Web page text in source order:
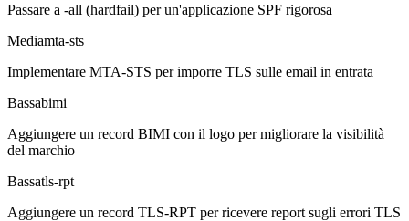
Passare a -all (hardfail) per un'applicazione SPF rigorosa
Mediamta-sts
Implementare MTA-STS per imporre TLS sulle email in entrata
Bassabimi
Aggiungere un record BIMI con il logo per migliorare la visibilità
del marchio
Bassatls-rpt
Aggiungere un record TLS-RPT per ricevere report sugli errori TLS